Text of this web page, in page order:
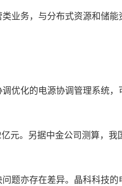
业务，与分布式资源和储能
优化的电源协调管理系统，
元。另据中金公司测算，我
题亦存在差异。晶科科技的